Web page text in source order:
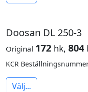
Doosan DL 250-3
Original 172 hk, 804
KCR
Välj...